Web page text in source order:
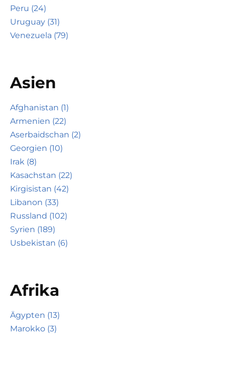
Peru (24)
Uruguay (31)
Venezuela (79)
Asien
Afghanistan (1)
Armenien (22)
Aserbaidschan (2)
Georgien (10)
Irak (8)
Kasachstan (22)
Kirgisistan (42)
Libanon (33)
Russland (102)
Syrien (189)
Usbekistan (6)
Afrika
Ägypten (13)
Marokko (3)